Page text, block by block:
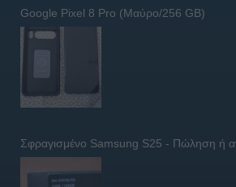
Google Pixel 8 Pro (Μαύρο/256 GB)
Σφραγισμένο Samsung S25 - Πώληση ή